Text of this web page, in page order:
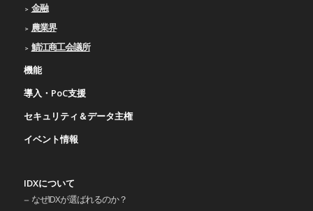
金融
農業界
鯖江商工会議所
機能
導入・PoC支援
セキュリティ＆データ主権
イベント情報
IDXについて
なぜIDXが選ばれるのか？